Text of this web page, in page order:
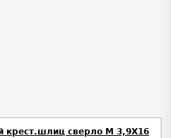
крест.шлиц сверло М 3,9Х16